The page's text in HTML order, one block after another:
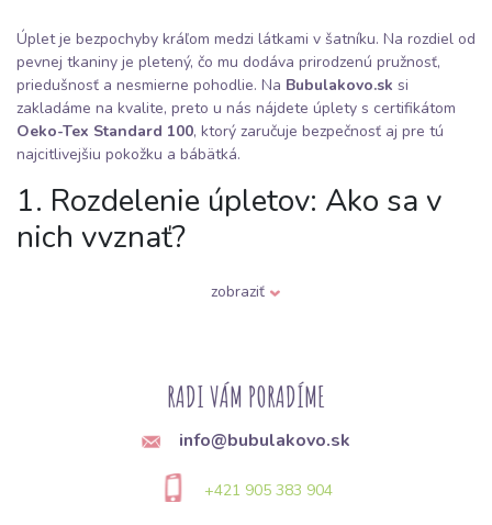
Úplet je bezpochyby kráľom medzi látkami v šatníku. Na rozdiel od
pevnej tkaniny je pletený, čo mu dodáva prirodzenú pružnosť,
priedušnosť a nesmierne pohodlie. Na Bubulakovo.sk si
zakladáme na kvalite, preto u nás nájdete úplety s certifikátom
Oeko-Tex Standard 100, ktorý zaručuje bezpečnosť aj pre tú
najcitlivejšiu pokožku a bábätká.
1. Rozdelenie úpletov: Ako sa v
nich vyznať?
Vyrobený z celulózy. Je tenší, má "chladivý"
efekt a krásne splýva. Ideálny na elegantné zavinovacie šaty
zobraziť
RADI VÁM PORADÍME
info@bubulakovo.sk
+421 905 383 904